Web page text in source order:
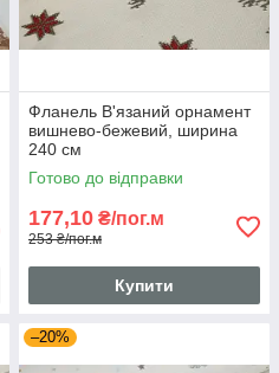
Фланель В'язаний орнамент
вишнево-бежевий, ширина
240 см
Готово до відправки
177,10 ₴/пог.м
253 ₴/пог.м
Купити
–20%